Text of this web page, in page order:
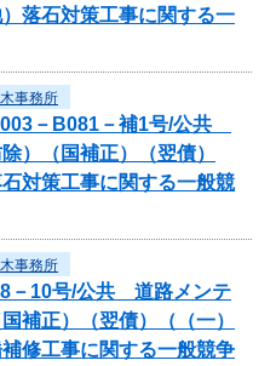
落石対策工事に関する一
事務所
－B081－補1号/公共
）（国補正）（翌債）
対策工事に関する一般競
事務所
－10号/公共 道路メンテ
補正）（翌債）（（一）
修工事に関する一般競争